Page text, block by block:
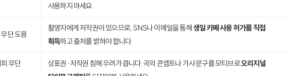
사용하지 마세요.
단 도용
촬영자에게 저작권이 있으므로, SNS나 이메일을 통해생일 카페 사용 허가를 직접
획득하고 출처를 밝혀야 합니다.
무단
상표권·저작권 침해 우려가 큽니다. 곡의 콘셉트나 가사 문구를 모티브로오리지널